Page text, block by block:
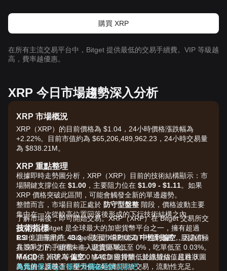
購買 XRP
在所有主流交易平台中，Bitget 提供最低的交易手續費。VIP 等級越
高，費率越優惠。
XRP 今日市場趨勢深入分析
XRP 市場概況
XRP（XRP）的目前價格為 $1.04，24小時價格漲跌幅為
+2.22%。目前市值約為 $65,206,489,962.23，24小時交易量
為 $838.21M。
XRP 重點整理
根據即時走勢圖分析，XRP（XRP）目前的技術結構顯示：市
場關鍵支撐位在 $1.00 ，主要阻力位在 $1.09 - $1.11。如果
XRP 價格突破此區間，可能會觸發全新的單邊趨勢。
整體而言，市場目前正處於 防守型盤整 階段，價格波動主要
集中在一次從較高位置回落後形成的下行技術結構之內。
技術指標
RSI：目前約在43.3，顯示市場動能為中性到偏空，因為仍
在 50 之下，但尚未進入超賣區域。
MACD： 訊號為偏空，MACD 線持續低於訊號線，且柱狀圖
為負值，反映下行壓力仍在延續。
了解市場後，即可開始交易。XRP（XRP）在 Bitget 交易所交
易活躍，Bitget 是全球最大的加密貨幣平台之一，擁有超過
1.2 億註冊用戶。Bitget 支援 XRP/USDT 現貨交易，且提供極
具競爭力的手續費 —— 現貨掛單低至 0%，吃單低至 0.03%。
平台提供 XRP 等 1,300 多種加密貨幣，並維持估值超過 3 億
美元的保護基金，全天候 24 小時開放交易，流動性充足。
免費註冊 Bitget 帳戶並開啟您的交易吧！